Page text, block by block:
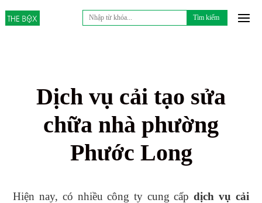
Tìm
kiếm
Dịch vụ cải tạo sửa
chữa nhà phường
Phước Long
Hiện nay, có nhiều công ty cung cấpdịch vụ cải